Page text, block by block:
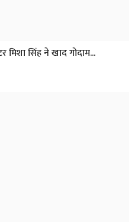
सिंह ने खाद गोदाम...